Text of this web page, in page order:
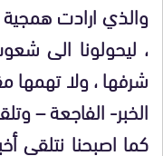
والذي ارادت همجية
، ليحولونا الى
شرفها ، ولا تهمها
الخبر- الفاجعة –
كما اصبحنا نتلقى